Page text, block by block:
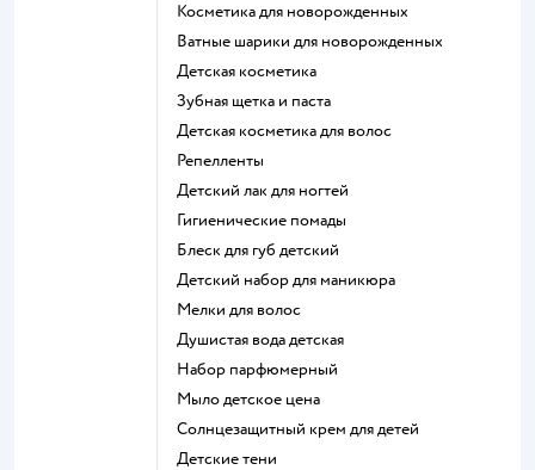
косметика для новорожденных
ватные шарики для новорожденных
детская косметика
зубная щетка и паста
детская косметика для волос
репелленты
детский лак для ногтей
гигиенические помады
блеск для губ детский
детский набор для маникюра
мелки для волос
душистая вода детская
набор парфюмерный
мыло детское цена
солнцезащитный крем для детей
детские тени